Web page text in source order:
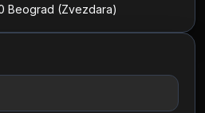
Beograd (Zvezdara)